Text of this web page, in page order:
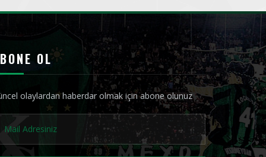
OL
olaylardan haberdar olmak için abone olunuz